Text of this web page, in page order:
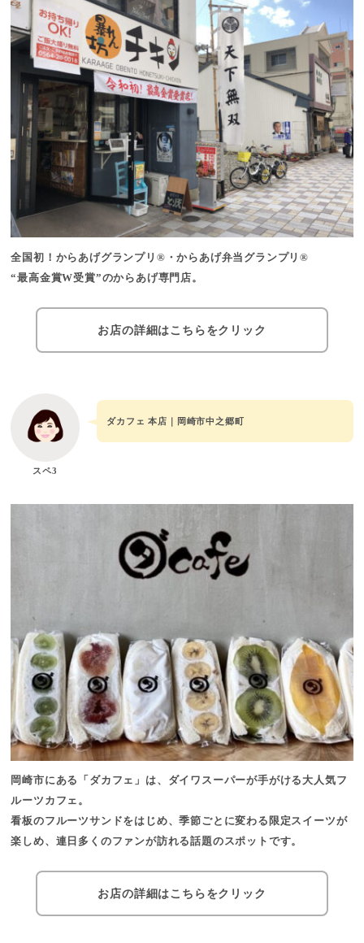
全国初！からあげグランプリ®・からあげ弁当グランプリ®
“最高金賞W受賞”のからあげ専門店。
お店の詳細はこちらをクリック
スペ3
ダカフェ 本店｜岡崎市中之郷町
岡崎市にある「ダカフェ」は、ダイワスーパーが手がける大人気フ
ルーツカフェ。
看板のフルーツサンドをはじめ、季節ごとに変わる限定スイーツが
楽しめ、連日多くのファンが訪れる話題のスポットです。
お店の詳細はこちらをクリック